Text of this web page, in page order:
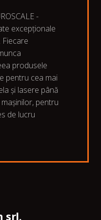
-
excepționale
Fiecare
produsele
pentru cea mai
și lasere până
pentru
de lucru
srl.